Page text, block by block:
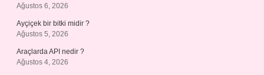
Ağustos 6, 2026
Ayçiçek bir bitki midir ?
Ağustos 5, 2026
Araçlarda API nedir ?
Ağustos 4, 2026